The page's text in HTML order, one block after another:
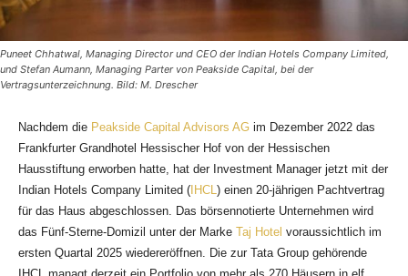
Puneet Chhatwal, Managing Director und CEO der Indian Hotels Company Limited,
und Stefan Aumann, Managing Parter von Peakside Capital, bei der
Vertragsunterzeichnung. Bild: M. Drescher
Nachdem die Peakside Capital Advisors AG im Dezember 2022 das
Frankfurter Grandhotel Hessischer Hof von der Hessischen
Hausstiftung erworben hatte, hat der Investment Manager jetzt mit der
Indian Hotels Company Limited (IHCL ) einen 20-jährigen Pachtvertrag
für das Haus abgeschlossen. Das börsennotierte Unternehmen wird
das Fünf-Sterne-Domizil unter der Marke Taj Hotel voraussichtlich im
ersten Quartal 2025 wiedereröffnen. Die zur Tata Group gehörende